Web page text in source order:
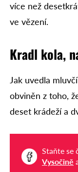
více než
ve vězení.
Kradl kola,
Jak uvedla
obviněn z toho,
deset krádeží a
Staňte se
Vysočině